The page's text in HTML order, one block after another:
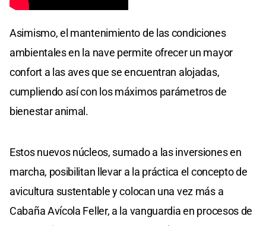
Asimismo, el mantenimiento de las condiciones
ambientales en la nave permite ofrecer un mayor
confort a las aves que se encuentran alojadas,
cumpliendo así con los máximos parámetros de
bienestar animal.
Estos nuevos núcleos, sumado a las inversiones en
marcha, posibilitan llevar a la práctica el concepto de
avicultura sustentable y colocan una vez más a
Cabaña Avícola Feller, a la vanguardia en procesos de